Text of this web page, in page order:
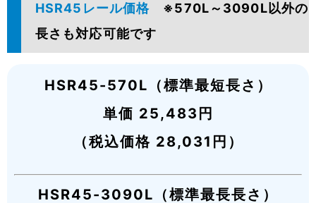
HSR45レール価格 ※570L～3090L以外の
長さも対応可能です
HSR45-570L（標準最短長さ）
単価 25,483円
（税込価格 28,031円）
HSR45-3090L（標準最長長さ）